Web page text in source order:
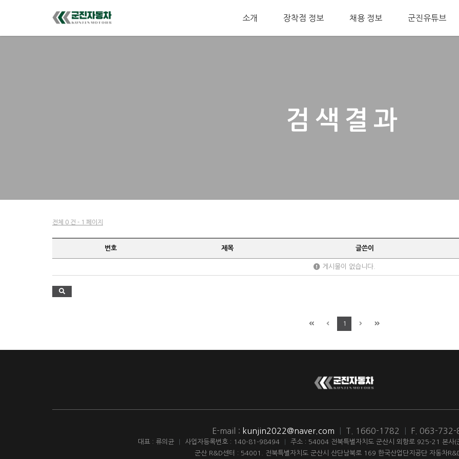
소개 장착점 정보 채용 정보 군진유튜브
검색결과
전체 0 건 - 1 페이지
번호 제목 글쓴이
게시물이 없습니다.
1
E-mail : kunjin2022@naver.com T. 1660-1782 F. 063-732-
대표 : 류의균 사업자등록번호 : 140-81-98494
주소 : 54004 전북특별자치도 군산시 외항로 925-21 본사(
군산 R&D센터 : 54001. 전북특별자치도 군산시 산단남북로 169 한국산업단지공단 자동차